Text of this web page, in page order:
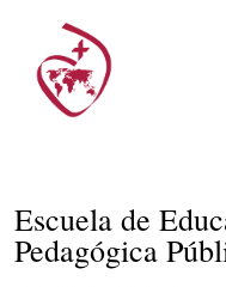
Escuela de
Pedagógica